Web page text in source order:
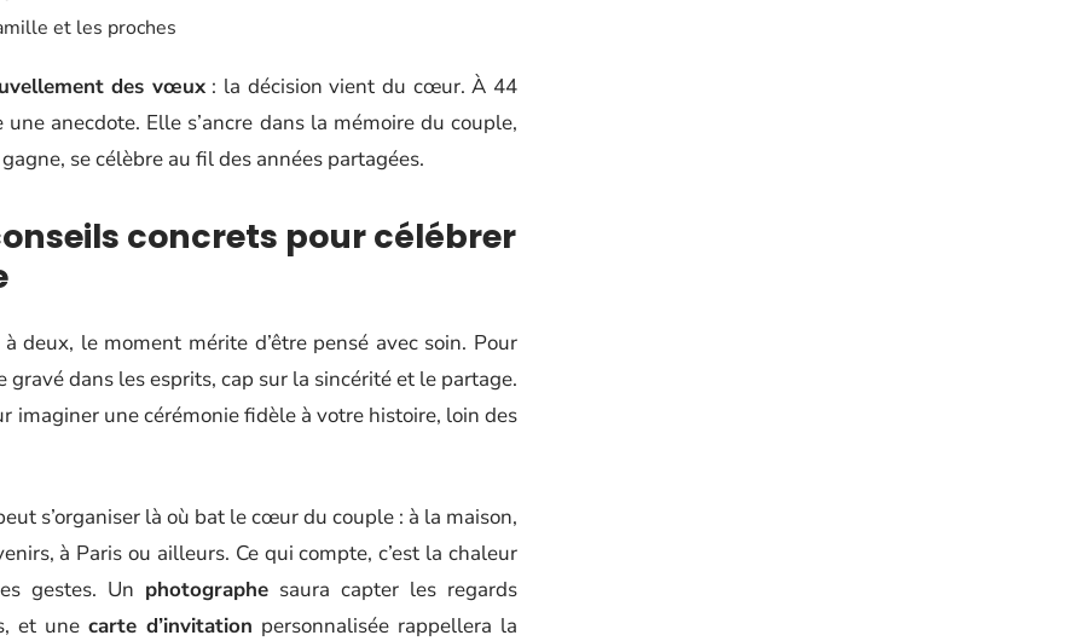
et les proches
des vœux: la décision vient du cœur. À 44
anecdote. Elle s’ancre dans la mémoire du couple,
se célèbre au fil des années partagées.
concrets pour célébrer
deux, le moment mérite d’être pensé avec soin. Pour
gravé dans les esprits, cap sur la sincérité et le partage.
imaginer une cérémonie fidèle à votre histoire, loin des
s’organiser là où bat le cœur du couple : à la maison,
à Paris ou ailleurs. Ce qui compte, c’est la chaleur
gestes. Un photographesaura capter les regards
et une carte d’invitation personnalisée rappellera la